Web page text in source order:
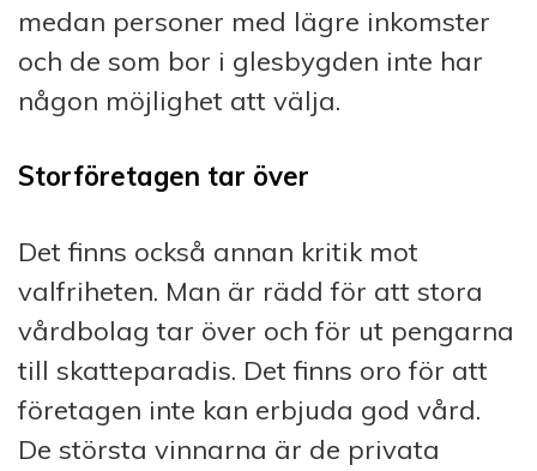
medan personer med lägre inkomster
och de som bor i glesbygden inte har
någon möjlighet att välja.
Storföretagen tar över
Det finns också annan kritik mot
valfriheten. Man är rädd för att stora
vårdbolag tar över och för ut pengarna
till skatteparadis. Det finns oro för att
företagen inte kan erbjuda god vård.
De största vinnarna är de privata